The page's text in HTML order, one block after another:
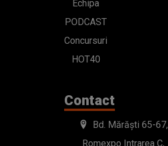
Echipa
PODCAST
Concursuri
HOT40
Contact
Bd. Mărăști 65-67,
Romexpo Intrarea C,